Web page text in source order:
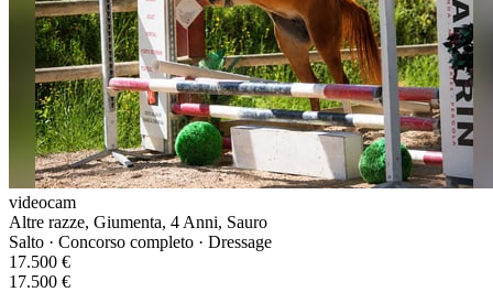
videocam
Altre razze, Giumenta, 4 Anni, Sauro
Salto · Concorso completo · Dressage
17.500 €
17.500 €